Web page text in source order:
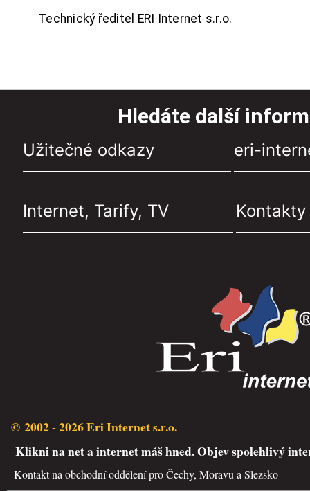
Technický ředitel ERI Internet s.r.o.
Hledáte další
Užitečné odkazy eri-
Internet, Tarify, TV Kontakty
© 2002 - 2026 Eri Internet s.r.o.
Klikni na net a internet máš hned. Objev spolehlivý
Kontakt na obchodní oddělení pro Čechy, Moravu a Slezsko